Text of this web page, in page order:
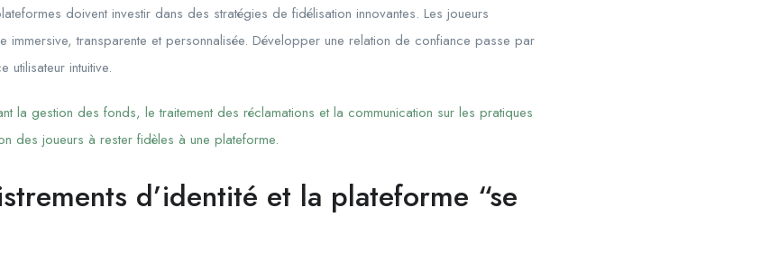
doivent investir dans des stratégies de fidélisation innovantes. Les joueurs
immersive, transparente et personnalisée. Développer une relation de confiance passe par
utilisateur intuitive.
la gestion des fonds, le traitement des réclamations et la communication sur les pratiques
des joueurs à rester fidèles à une plateforme.
d’identité et la plateforme “se